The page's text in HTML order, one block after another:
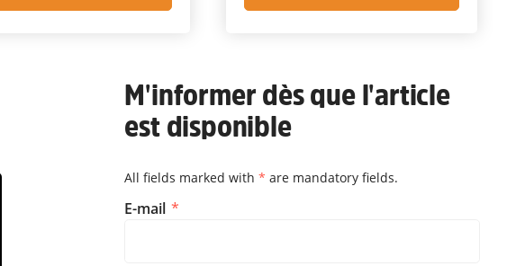
M'informer dès que l'article
est disponible
M'informer dès que l'article
All fields marked with* are mandatory fields.
E-mail